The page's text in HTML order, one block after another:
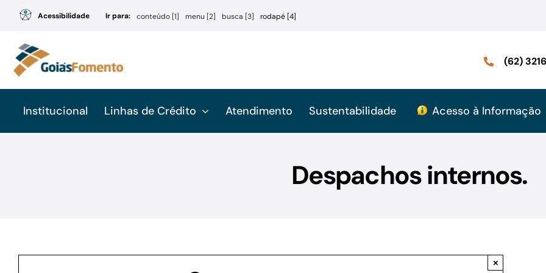
conteúdo
Acessibilidade Ir para: conteúdo [1] menu [2] busca [3] rodapé [4]
(62)
Institucional Linhas de Crédito Atendimento Sustentabilidade Acesso à Informação
Despachos internos.
×